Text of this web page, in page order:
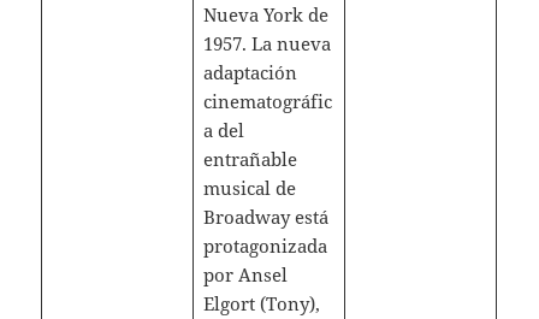
Nueva York de
1957. La nueva
adaptación
cinematográfic
a del
entrañable
musical de
Broadway está
protagonizada
por Ansel
Elgort (Tony),